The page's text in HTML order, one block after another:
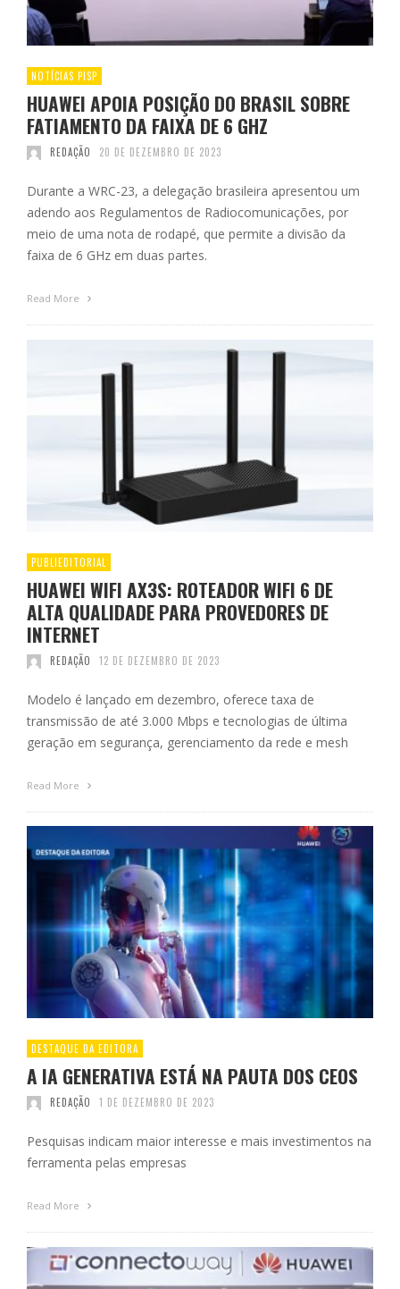
NOTÍCIAS PISP
HUAWEI APOIA POSIÇÃO DO BRASIL SOBRE
FATIAMENTO DA FAIXA DE 6 GHZ
REDAÇÃO 20 DE DEZEMBRO DE 2023
Durante a WRC-23, a delegação brasileira apresentou um
adendo aos Regulamentos de Radiocomunicações, por
meio de uma nota de rodapé, que permite a divisão da
faixa de 6 GHz em duas partes.
Read More
PUBLIEDITORIAL
HUAWEI WIFI AX3S: ROTEADOR WIFI 6 DE
ALTA QUALIDADE PARA PROVEDORES DE
INTERNET
REDAÇÃO 12 DE DEZEMBRO DE 2023
Modelo é lançado em dezembro, oferece taxa de
transmissão de até 3.000 Mbps e tecnologias de última
geração em segurança, gerenciamento da rede e mesh
Read More
DESTAQUE DA EDITORA
A IA GENERATIVA ESTÁ NA PAUTA DOS CEOS
REDAÇÃO 1 DE DEZEMBRO DE 2023
Pesquisas indicam maior interesse e mais investimentos na
ferramenta pelas empresas
Read More